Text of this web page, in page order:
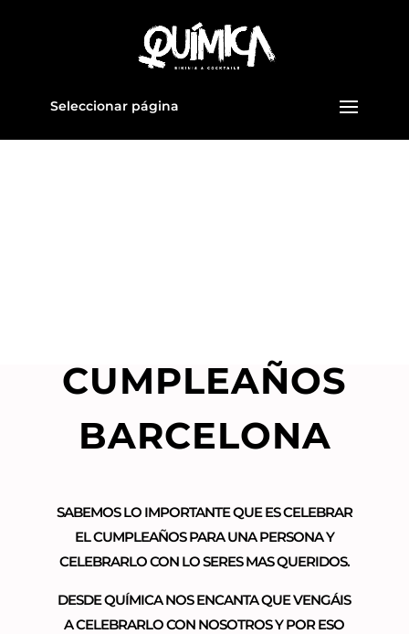
Seleccionar página
CUMPLEAÑOS
BARCELONA
SABEMOS LO IMPORTANTE QUE ES CELEBRAR
EL CUMPLEAÑOS PARA UNA PERSONA Y
CELEBRARLO CON LO SERES MAS QUERIDOS.
DESDE QUÍMICA NOS ENCANTA QUE VENGÁIS
A CELEBRARLO CON NOSOTROS Y POR ESO